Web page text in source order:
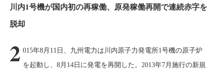
川内1号機が国内初の再稼働、原発稼働再開で連続赤字を
脱却
2 015年8月11日、九州電力は川内原子力発電所1号機の原子炉
を起動し、8月14日に発電を再開した。2013年7月施行の新規